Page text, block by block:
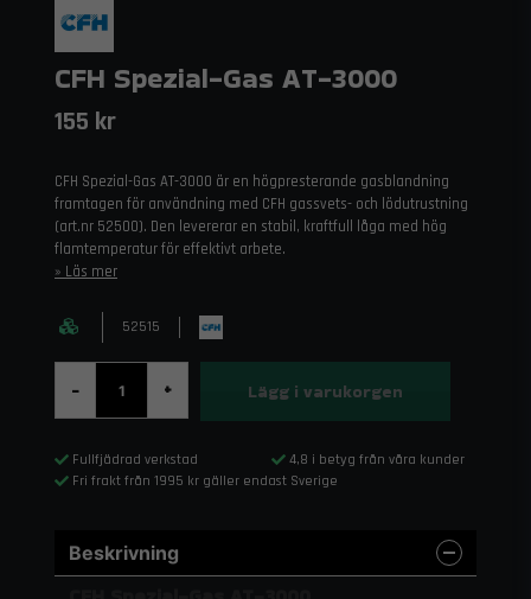
CFH Spezial-Gas AT-3000
155 kr
CFH Spezial-Gas AT-3000 är en högpresterande gasblandning
framtagen för användning med CFH gassvets- och lödutrustning
(art.nr 52500). Den levererar en stabil, kraftfull låga med hög
flamtemperatur för effektivt arbete.
Läs mer
52515
- + Lägg i varukorgen
Fullfjädrad verkstad
4,8 i betyg från våra kunder
Fri frakt från 1995 kr gäller endast Sverige
Beskrivning